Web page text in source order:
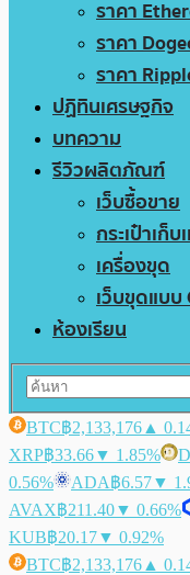
ราคา
ราคา
ราคา
ปฏิทินเศรษฐกิจ
บทความ
รีวิวผลิตภัณฑ์
เว็บซื้อขาย
กระเป๋าเก็
เครื่องขุด
เว็บขุดแบบ
ห้องเรียน
BTC฿2,133,176 ▲
XRP฿33.66▼ 1.85%
0.56%
ADA฿6.57▼
AVAX฿211.40▼ 0.66%
KUB฿20.17▼ 0.92%
BTC฿2,133,176 ▲